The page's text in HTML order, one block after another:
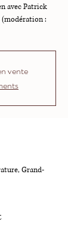
avec Patrick
:
vente
Grand-